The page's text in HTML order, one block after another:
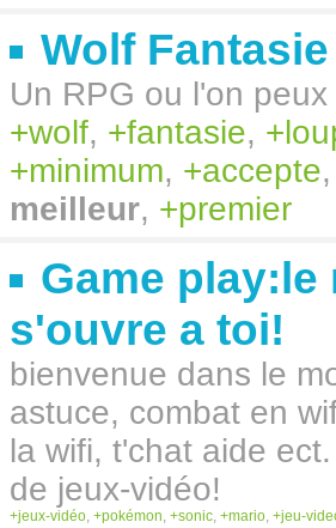
Wolf Fantasie
Un RPG ou l'on
wolf, fantasie,
minimum, accepte
meilleur, premier
Game
s'ouvre a toi!
bienvenue dans le
astuce, combat en
la wifi, t'chat aide
de jeux-vidéo!
jeux-vidéo pokémon sonic mario jeu-